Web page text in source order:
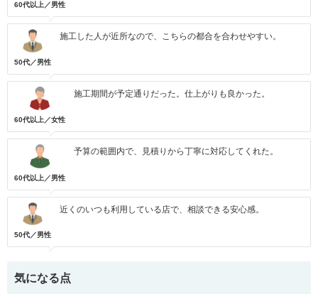
60代以上／男性
50代／男性
施工した人が近所なので、こちらの都合を合わせやすい。
60代以上／女性
施工期間が予定通りだった。仕上がりも良かった。
60代以上／男性
予算の範囲内で、見積りから丁寧に対応してくれた。
50代／男性
近くのいつも利用している店で、相談できる安心感。
気になる点